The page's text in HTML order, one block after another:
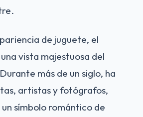
de juguete, el
vista majestuosa del
más de un siglo, ha
artistas y fotógrafos,
símbolo romántico de